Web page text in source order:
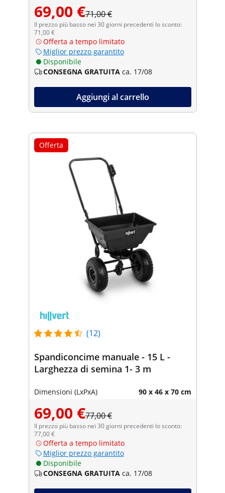
69,00 €71,00 €
Il prezzo più basso nei 30 giorni precedenti lo sconto:
71,00 €
Offerta a tempo limitato
Miglior prezzo garantito
Disponibile
CONSEGNA GRATUITA ca. 17/08
Aggiungi al carrello
Offerta
(12)
Spandiconcime manuale - 15 L -
Larghezza di semina 1- 3 m
Dimensioni (LxPxA) 90 x 46 x 70 cm
69,00 €77,00 €
Il prezzo più basso nei 30 giorni precedenti lo sconto:
77,00 €
Offerta a tempo limitato
Miglior prezzo garantito
Disponibile
CONSEGNA GRATUITA ca. 17/08